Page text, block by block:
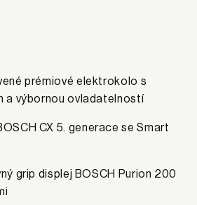
prémiové elektrokolo s
a výbornou ovladatelností
CX 5. generace se Smart
grip displej BOSCH Purion 200